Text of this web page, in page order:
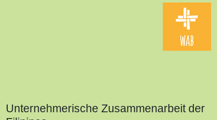
Unternehmerische Zusammenarbeit der